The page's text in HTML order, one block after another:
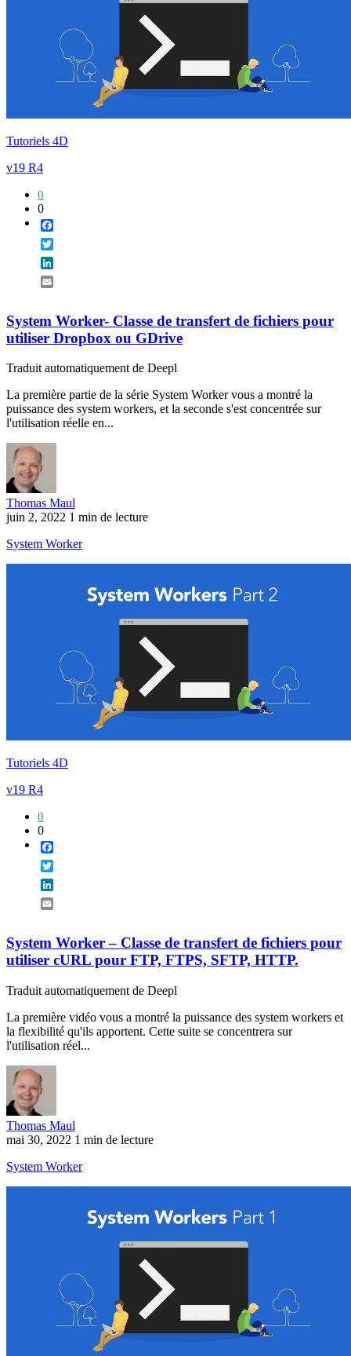
Tutoriels 4D
v19 R4
0
0
System Worker- Classe de transfert de fichiers pour
utiliser Dropbox ou GDrive
Traduit automatiquement de Deepl
La première partie de la série System Worker vous a montré la
puissance des system workers, et la seconde s'est concentrée sur
l'utilisation réelle en...
Thomas Maul
juin 2, 2022 1 min de lecture
System Worker
Tutoriels 4D
v19 R4
0
0
System Worker – Classe de transfert de fichiers pour
utiliser cURL pour FTP, FTPS, SFTP, HTTP.
Traduit automatiquement de Deepl
La première vidéo vous a montré la puissance des system workers et
la flexibilité qu'ils apportent. Cette suite se concentrera sur
l'utilisation réel...
Thomas Maul
mai 30, 2022 1 min de lecture
System Worker